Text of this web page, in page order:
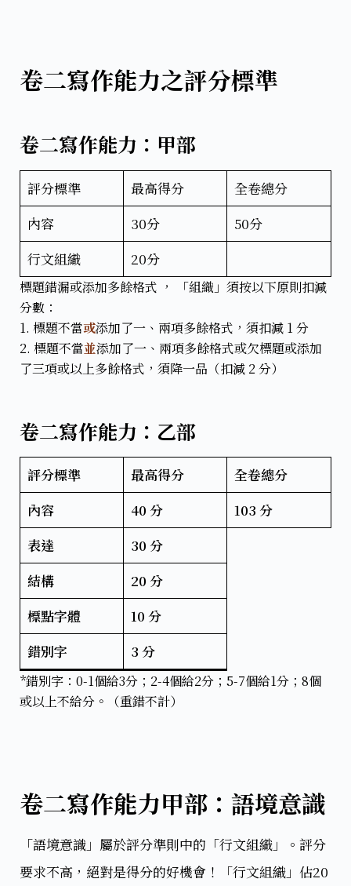
卷二寫作能力之評分標準
卷二寫作能力：甲部
評分標準 最高得分
全卷總分
內容
30分
50分
行文組織
20分
標題錯漏或添加多餘格式 ， 「組織」須按以下原則扣減
分數：
1. 標題不當或添加了一、兩項多餘格式，須扣減 1 分
2. 標題不當並添加了一、兩項多餘格式或欠標題或添加
了三項或以上多餘格式，須降一品（扣減 2 分）
卷二寫作能力：乙部
評分標準 最高得分
全卷總分
內容
40 分
103 分
表達
30 分
結構
20 分
標點字體
10 分
錯別字
3 分
*錯別字：0-1個給3分；2-4個給2分；5-7個給1分；8個
或以上不給分。（重錯不計）
卷二寫作能力甲部：語境意識
​「語境意識」屬於評分準則中的「行文組織」。評分
要求不高，絕對是得分的好機會！「行文組織」佔20